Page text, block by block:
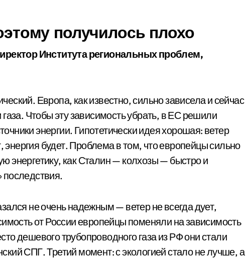
получилось плохо
Института региональных проблем,
Европа, как известно, сильно зависела и сейчас
газа. Чтобы эту зависимость убрать, в ЕС решили
энергии. Гипотетически идея хорошая: ветер
энергия будет. Проблема в том, что европейцы сильно
энергетику, как Сталин — колхозы — быстро и
последствия.
не очень надежным — ветер не всегда дует,
от России европейцы поменяли на зависимость
дешевого трубопроводного газа из РФ они стали
СПГ. Третий момент: с экологией стало не лучше, а